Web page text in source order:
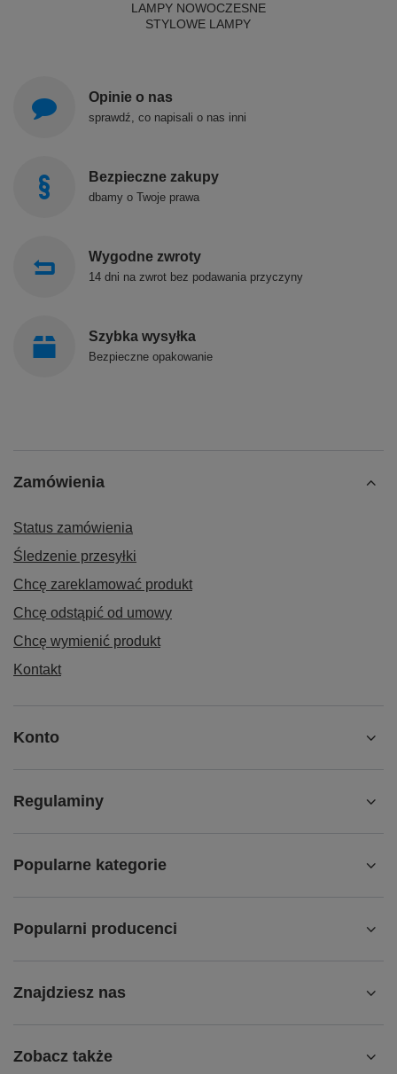
LAMPY NOWOCZESNE
STYLOWE LAMPY
Opinie o nas
sprawdź, co napisali o nas inni
Bezpieczne zakupy
dbamy o Twoje prawa
Wygodne zwroty
14 dni na zwrot bez podawania przyczyny
Szybka wysyłka
Bezpieczne opakowanie
Zamówienia
Status zamówienia
Śledzenie przesyłki
Chcę zareklamować produkt
Chcę odstąpić od umowy
Chcę wymienić produkt
Kontakt
Konto
Regulaminy
Popularne kategorie
Popularni producenci
Znajdziesz nas
Zobacz także